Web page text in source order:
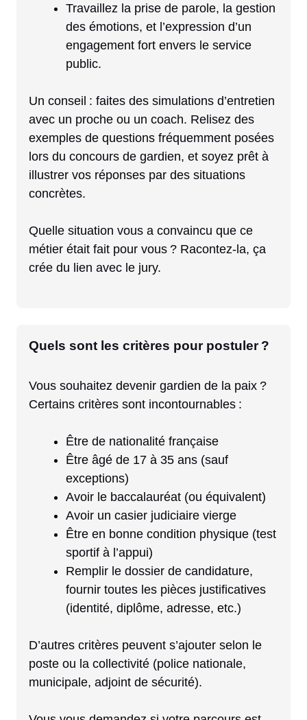
Travaillez la prise de parole, la gestion
des émotions, et l’expression d’un
engagement fort envers le service
public.
Un conseil : faites des simulations d’entretien
avec un proche ou un coach. Relisez des
exemples de questions fréquemment posées
lors du concours de gardien, et soyez prêt à
illustrer vos réponses par des situations
concrètes.
Quelle situation vous a convaincu que ce
métier était fait pour vous ? Racontez-la, ça
crée du lien avec le jury.
Quels sont les critères pour postuler ?
Vous souhaitez devenir gardien de la paix ?
Certains critères sont incontournables :
Être de nationalité française
Être âgé de 17 à 35 ans (sauf
exceptions)
Avoir le baccalauréat (ou équivalent)
Avoir un casier judiciaire vierge
Être en bonne condition physique (test
sportif à l’appui)
Remplir le dossier de candidature,
fournir toutes les pièces justificatives
(identité, diplôme, adresse, etc.)
D’autres critères peuvent s’ajouter selon le
poste ou la collectivité (police nationale,
municipale, adjoint de sécurité).